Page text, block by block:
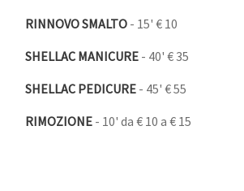
RINNOVO SMALTO - 15' € 10
SHELLAC MANICURE - 40' € 35
SHELLAC PEDICURE - 45' € 55
RIMOZIONE - 10' da € 10 a € 15